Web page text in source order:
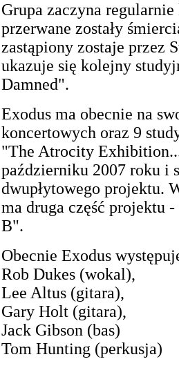
Grupa zaczyna
przerwane zostały
zastąpiony zostaje przez
ukazuje się kolejny
Damned".
Exodus ma obecnie na
koncertowych oraz 9
"The Atrocity
październiku 2007 roku i
dwupłytowego projektu.
ma druga część
B".
Obecnie Exodus
Rob Dukes (wokal),
Lee Altus (gitara),
Gary Holt (gitara),
Jack Gibson (bas)
Tom Hunting (perkusja)